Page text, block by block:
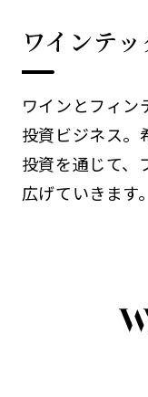
ワインテ
ワインとフィン
投資ビジネス。
投資を通じて、
広げていきます。